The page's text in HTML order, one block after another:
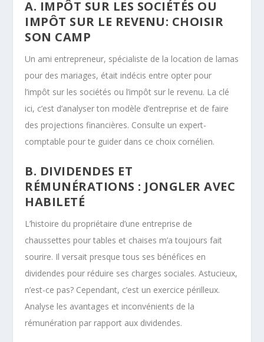
A. IMPÔT SUR LES SOCIÉTÉS OU
IMPÔT SUR LE REVENU: CHOISIR
SON CAMP
Un ami entrepreneur, spécialiste de la location de lamas
pour des mariages, était indécis entre opter pour
l’impôt sur les sociétés ou l’impôt sur le revenu. La clé
ici, c’est d’analyser ton modèle d’entreprise et de faire
des projections financières. Consulte un expert-
comptable pour te guider dans ce choix cornélien.
B. DIVIDENDES ET
RÉMUNÉRATIONS : JONGLER AVEC
HABILETÉ
L’histoire du propriétaire d’une entreprise de
chaussettes pour tables et chaises m’a toujours fait
sourire. Il versait presque tous ses bénéfices en
dividendes pour réduire ses charges sociales. Astucieux,
n’est-ce pas? Cependant, c’est un exercice périlleux.
Analyse les avantages et inconvénients de la
rémunération par rapport aux dividendes.